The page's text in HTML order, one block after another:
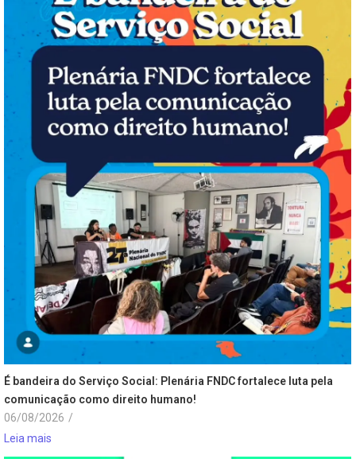
É bandeira do Serviço Social: Plenária FNDC fortalece luta pela
comunicação como direito humano!
06/08/2026 /
Leia mais